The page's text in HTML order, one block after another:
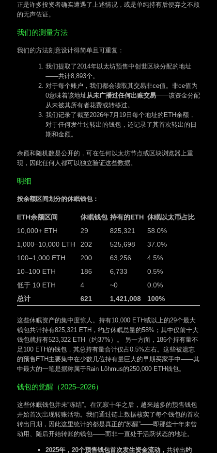
正是许多投资者确实遭遇了上述情况，或是单纯持有后便弃之不顾
的无声佐证。
我们的测量方法
我们的方法刻意设计得简单且可重复：
我们提取了2014年以太坊预售中创世区块分配的地址
——共计8,893个。
对于每个账户，我们都会读取其交易非ce值。非ce值为
0意味着该地址从未广播过任何出账交易——该资金分配
从未被其所有者花费或转移过。
我们记录了截至2026年7月19日每个地址的ETH余额，
对于任何发生过转出的钱包，还记录了其首次转出的日
期和金额。
余额和随机数是公开的，可在任何以太坊节点或区块浏览器上重
现，因此任何人都可以独立验证这些数据。
明细
按余额区间划分的休眠钱包：
ETH余额区间 休眠钱包 持有的ETH 休眠以太币占比
10,000+ ETH
29 825,321
58.0%
1,000–10,000 ETH
202 525,698
37.0%
100–1,000 ETH
200 63,256
4.5%
10–100 ETH
186 6,733
0.5%
低于 10 ETH
4 ~0
0.0%
总计
621 1,421,008 100%
这些休眠资产的集中度惊人。持有10,000 ETH或以上的29个最大
钱包共计持有825,321 ETH，约占休眠总量的58%；其中仅前十大
钱包就持有523,322 ETH（约37%）。 另一方面，186个持有量不
足100 ETH的钱包，其总持有量合计仅占0.5%左右。这些被遗忘
的预售ETH主要集中在少数几位持有量巨大的早期买家手中——其
中最大的一笔是据称属于Rain Lõhmus的250,000 ETH钱包。
钱包的觉醒（2025–2026）
这些休眠钱包并未“冻结”。在沉寂十年之后，越来越多的预售钱包
开始首次出现转账活动。我们通过链上数据核实了每个钱包的首次
转出日期，因此这里统计的都是真正的“苏醒”——即那些十年未曾
动用、随后开始转账的钱包——而非一直处于活跃状态的地址。
2025年，20个预售钱包首次发生资金流动， 共转出约